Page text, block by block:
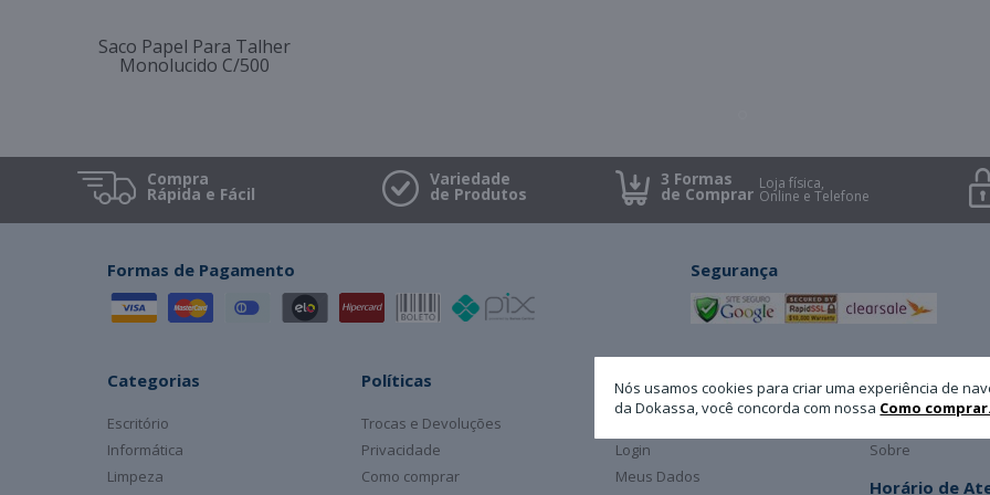
Saco Papel Para Talher
Monolucido C/500
Compra
Rápida e Fácil
Variedade
de Produtos
3 Formas
de Comprar Loja física,
Online e Telefone
Nós usamos cookies para criar uma experiência de
da Dokassa, você concorda com nossa Como comprar.
Formas de Pagamento Segurança
Categorias
Escritório
Informática
Limpeza
Políticas
Trocas e Devoluções
Privacidade
Como comprar
Minha Conta
Login
Meus Dados
A Dokassa
Sobre
Horário de